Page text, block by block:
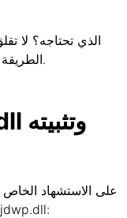
الطريقة التلقائية لحل المشكلة أو اقرأ المقالة أدناه.
بنا واستخدم سطر الأوامر لتسجيل المفقودjdwp.dll: